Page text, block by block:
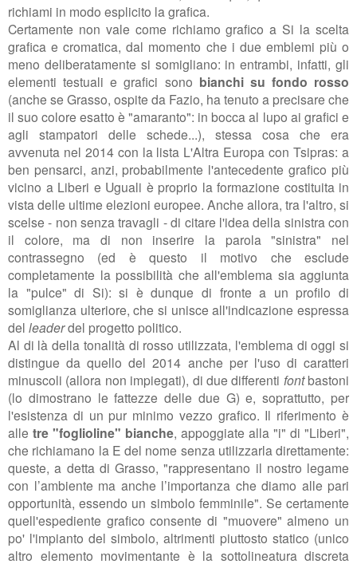
richiami in modo esplicito la grafica.
Certamente non vale come richiamo grafico a Si la scelta
grafica e cromatica, dal momento che i due emblemi più o
meno deliberatamente si somigliano: in entrambi, infatti, gli
elementi testuali e grafici sono bianchi su fondo rosso
(anche se Grasso, ospite da Fazio, ha tenuto a precisare che
il suo colore esatto è "amaranto": in bocca al lupo ai grafici e
agli stampatori delle schede...), stessa cosa che era
avvenuta nel 2014 con la lista L'Altra Europa con Tsipras: a
ben pensarci, anzi, probabilmente l'antecedente grafico più
vicino a Liberi e Uguali è proprio la formazione costituita in
vista delle ultime elezioni europee. Anche allora, tra l'altro, si
scelse - non senza travagli - di citare l'idea della sinistra con
il colore, ma di non inserire la parola "sinistra" nel
contrassegno (ed è questo il motivo che esclude
completamente la possibilità che all'emblema sia aggiunta
la "pulce" di Si): si è dunque di fronte a un profilo di
somiglianza ulteriore, che si unisce all'indicazione espressa
del leaderdel progetto politico.
Al di là della tonalità di rosso utilizzata, l'emblema di oggi si
distingue da quello del 2014 anche per l'uso di caratteri
minuscoli (allora non impiegati), di due differenti fontbastoni
(lo dimostrano le fattezze delle due G) e, soprattutto, per
l'esistenza di un pur minimo vezzo grafico. Il riferimento è
alle tre "foglioline" bianche, appoggiate alla "i" di "Liberi",
che richiamano la E del nome senza utilizzarla direttamente:
queste, a detta di Grasso, "rappresentano il nostro legame
con l’ambiente ma anche l’importanza che diamo alle pari
opportunità, essendo un simbolo femminile". Se certamente
quell'espediente grafico consente di "muovere" almeno un
po' l'impianto del simbolo, altrimenti piuttosto statico (unico
altro elemento movimentante è la sottolineatura discreta